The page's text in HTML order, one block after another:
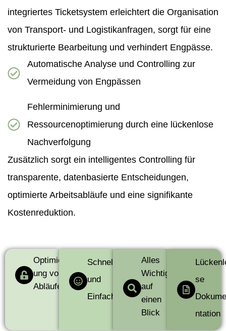
integriertes Ticketsystem erleichtert die Organisation
von Transport- und Logistikanfragen, sorgt für eine
strukturierte Bearbeitung und verhindert Engpässe.
Automatische Analyse und Controlling zur
Vermeidung von Engpässen
Fehlerminimierung und
Ressourcenoptimierung durch eine lückenlose
Nachverfolgung
Zusätzlich sorgt ein intelligentes Controlling für
transparente, datenbasierte Entscheidungen,
optimierte Arbeitsabläufe und eine signifikante
Kostenreduktion.
Optimier
ung von
Abläufen
Schnell
und
Einfach
Alles
Wichtige
auf
einen
Blick
se
Dokume
ntation